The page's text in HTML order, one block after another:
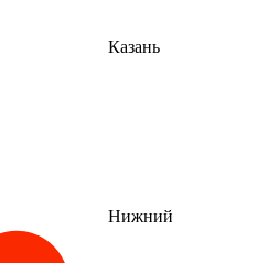
Казань
Нижний